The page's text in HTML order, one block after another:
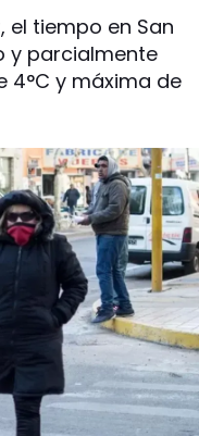
el tiempo en San
y parcialmente
4°C y máxima de